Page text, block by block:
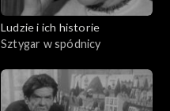
Ludzie i ich historie
Sztygar w spódnicy